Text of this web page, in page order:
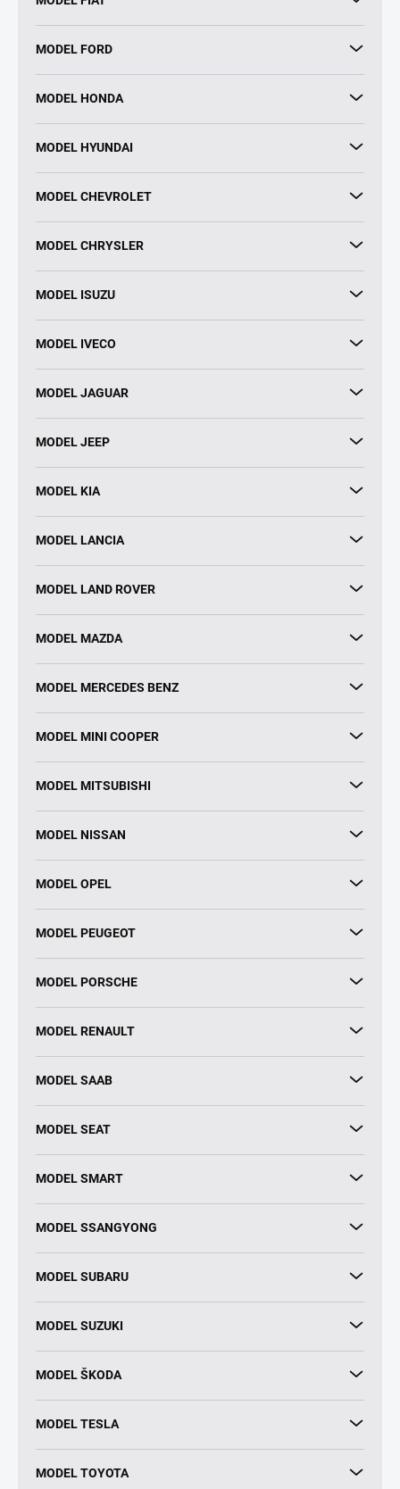
MODEL FORD
MODEL HONDA
MODEL HYUNDAI
MODEL CHEVROLET
MODEL CHRYSLER
MODEL ISUZU
MODEL IVECO
MODEL JAGUAR
MODEL JEEP
MODEL KIA
MODEL LANCIA
MODEL LAND ROVER
MODEL MAZDA
MODEL MERCEDES BENZ
MODEL MINI COOPER
MODEL MITSUBISHI
MODEL NISSAN
MODEL OPEL
MODEL PEUGEOT
MODEL PORSCHE
MODEL RENAULT
MODEL SAAB
MODEL SEAT
MODEL SMART
MODEL SSANGYONG
MODEL SUBARU
MODEL SUZUKI
MODEL ŠKODA
MODEL TESLA
MODEL TOYOTA